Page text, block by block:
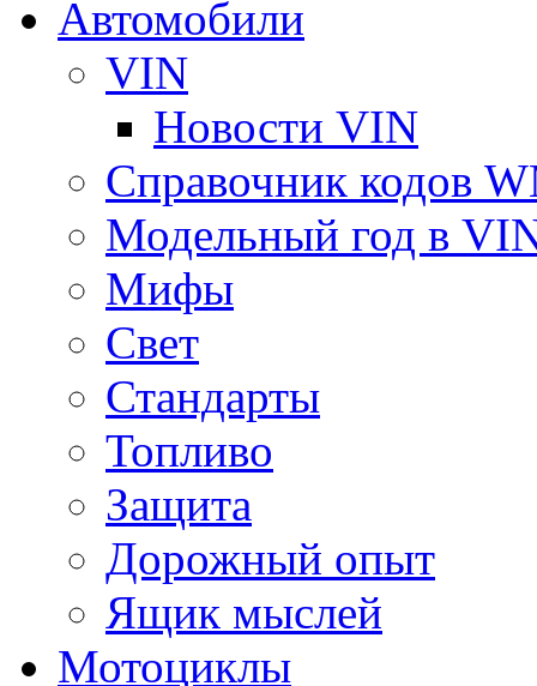
Автомобили
VIN
Новости VIN
Справочник кодов
Модельный год в
Мифы
Свет
Стандарты
Топливо
Защита
Дорожный опыт
Ящик мыслей
Мотоциклы